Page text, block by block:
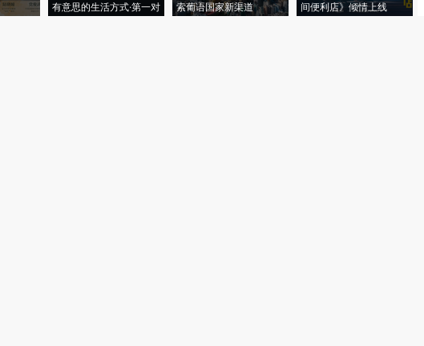
有意思的生活方式·第一对
索葡语国家新渠道
间便利店》倾情上线